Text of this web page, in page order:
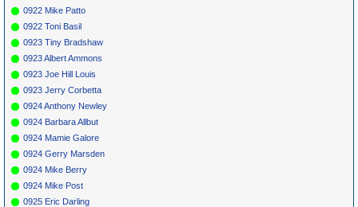
0922 Mike Patto
0922 Toni Basil
0923 Tiny Bradshaw
0923 Albert Ammons
0923 Joe Hill Louis
0923 Jerry Corbetta
0924 Anthony Newley
0924 Barbara Allbut
0924 Mamie Galore
0924 Gerry Marsden
0924 Mike Berry
0924 Mike Post
0925 Eric Darling